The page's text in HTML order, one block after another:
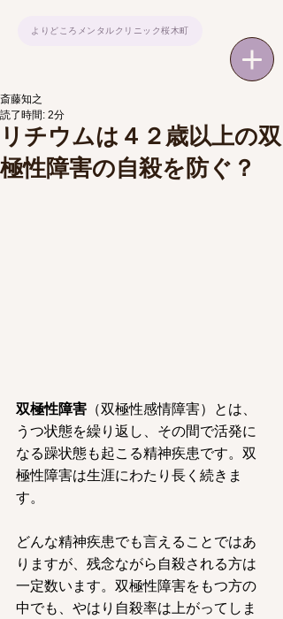
よりどころメンタルクリニック桜木町
リチウムは４２歳以上の双
極性障害の自殺を防ぐ？
斎藤知之
読了時間: 2分
双極性障害 （双極性感情障害）とは、
うつ状態を繰り返し、その間で活発に
なる躁状態も起こる精神疾患です。双
極性障害は生涯にわたり長く続きま
す。
どんな精神疾患でも言えることではあ
りますが、残念ながら自殺される方は
一定数います。双極性障害をもつ方の
中でも、やはり自殺率は上がってしま